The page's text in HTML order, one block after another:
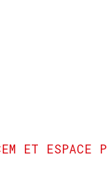
ET ESPACE